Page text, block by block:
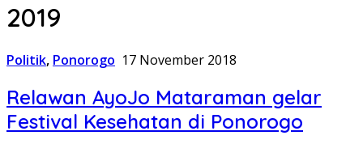
2019
Politik, Ponorogo 17 November 2018
Relawan AyoJo Mataraman gelar
Festival Kesehatan di Ponorogo